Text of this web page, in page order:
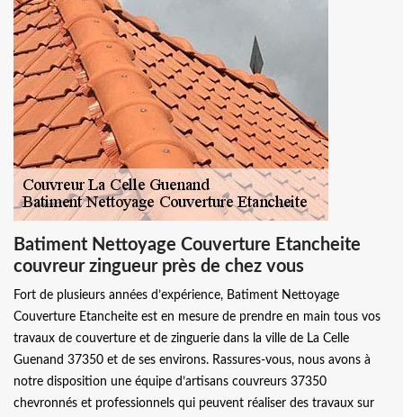
Batiment Nettoyage Couverture Etancheite
couvreur zingueur près de chez vous
Fort de plusieurs années d’expérience, Batiment Nettoyage
Couverture Etancheite est en mesure de prendre en main tous vos
travaux de couverture et de zinguerie dans la ville de La Celle
Guenand 37350 et de ses environs. Rassures-vous, nous avons à
notre disposition une équipe d’artisans couvreurs 37350
chevronnés et professionnels qui peuvent réaliser des travaux sur